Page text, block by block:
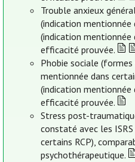
Trouble anxieux
(indication mentionnée
(indication mentionnée
efficacité prouvée.
Phobie sociale (formes
mentionnée dans
(indication mentionnée
efficacité prouvée.
Stress post-
constaté avec les
certains RCP),
psychothérapeutique.